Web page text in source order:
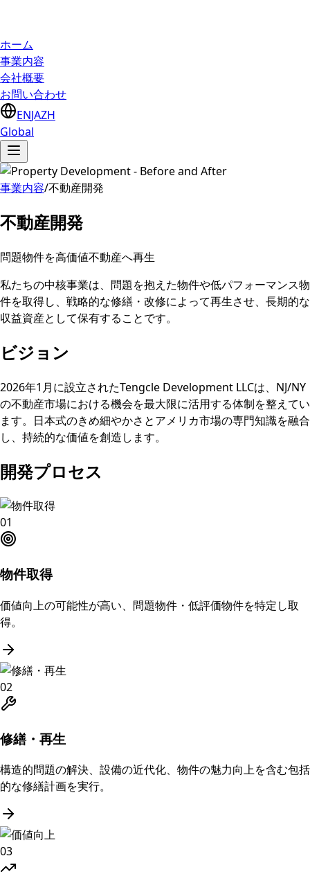
ホーム
事業内容
会社概要
お問い合わせ
ENJAZH
Global
事業内容/不動産開発
不動産開発
問題物件を高価値不動産へ再生
私たちの中核事業は、問題を抱えた物件や低パフォーマンス物
件を取得し、戦略的な修繕・改修によって再生させ、長期的な
収益資産として保有することです。
ビジョン
2026年1月に設立されたTengcle Development LLCは、NJ/NY
の不動産市場における機会を最大限に活用する体制を整えてい
ます。日本式のきめ細やかさとアメリカ市場の専門知識を融合
し、持続的な価値を創造します。
開発プロセス
01
物件取得
価値向上の可能性が高い、問題物件・低評価物件を特定し取
得。
02
修繕・再生
構造的問題の解決、設備の近代化、物件の魅力向上を含む包括
的な修繕計画を実行。
03